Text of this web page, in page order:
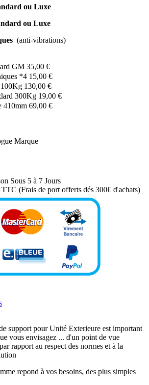
ou Luxe
ou Luxe
(anti-vibrations)
GM 35,00 €
*4 15,00 €
130,00 €
300Kg 19,00 €
410mm 69,00 €
Marque
Sous 5 à 7 Jours
TTC (Frais de port offerts dés 300€ d'achats)
support pour Unité Exterieure est important
vous envisagez ... d'un point de vue
rapport au respect des normes et à la
repond à vos besoins, des plus simples